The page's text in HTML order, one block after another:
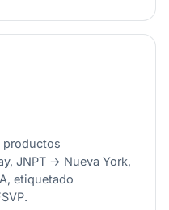
productos
JNPT → Nueva York,
etiquetado